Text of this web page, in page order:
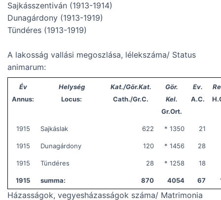
Sajkásszentiván (1913-1914)
Dunagárdony (1913-1919)
Tündéres (1913-1919)
A lakosság vallási megoszlása, lélekszáma/ Status
animarum:
Év
Annus:
Helység
Locus:
Kat./Gör.Kat.
Cath./Gr.C.
Gör.
Kel.
Gr.Ort.
Ev.
A.C.
1915 Sajkáslak 622 * 1350 21
1915 Dunagárdony 120 * 1456 28
1915 Tündéres 28 * 1258 18
1915 summa: 870 4054 67
Házasságok, vegyesházasságok száma/ Matrimonia